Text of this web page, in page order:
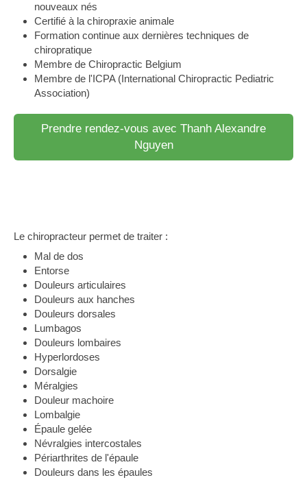
nouveaux nés
Certifié à la chiropraxie animale
Formation continue aux dernières techniques de
chiropratique
Membre de Chiropractic Belgium
Membre de l'ICPA (International Chiropractic Pediatric
Association)
Prendre rendez-vous avec Thanh Alexandre
Nguyen
Le chiropracteur permet de traiter :
Mal de dos
Entorse
Douleurs articulaires
Douleurs aux hanches
Douleurs dorsales
Lumbagos
Douleurs lombaires
Hyperlordoses
Dorsalgie
Méralgies
Douleur machoire
Lombalgie
Épaule gelée
Névralgies intercostales
Périarthrites de l'épaule
Douleurs dans les épaules